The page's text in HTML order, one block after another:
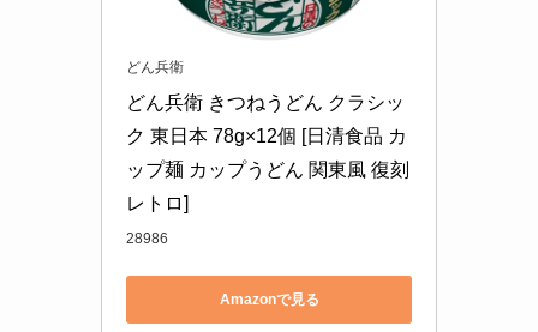
どん兵衛
どん兵衛 きつねうどん クラシッ
ク 東日本 78g×12個 [日清食品 カ
ップ麺 カップうどん 関東風 復刻
レトロ]
28986
Amazonで見る